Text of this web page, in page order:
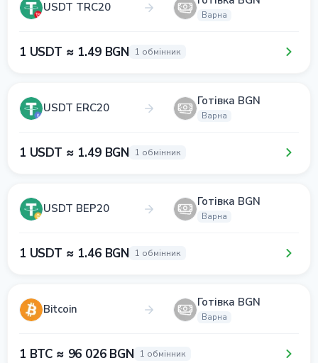
USDT TRC20
Варна
1 USDT ≈ 1.49 BGN 1 обмінник
USDT ERC20 Готівка BGN
Варна
1 USDT ≈ 1.49 BGN 1 обмінник
USDT BEP20 Готівка BGN
Варна
1 USDT ≈ 1.46 BGN 1 обмінник
Bitcoin Готівка BGN
Варна
1 BTC ≈ 96 026 BGN 1 обмінник